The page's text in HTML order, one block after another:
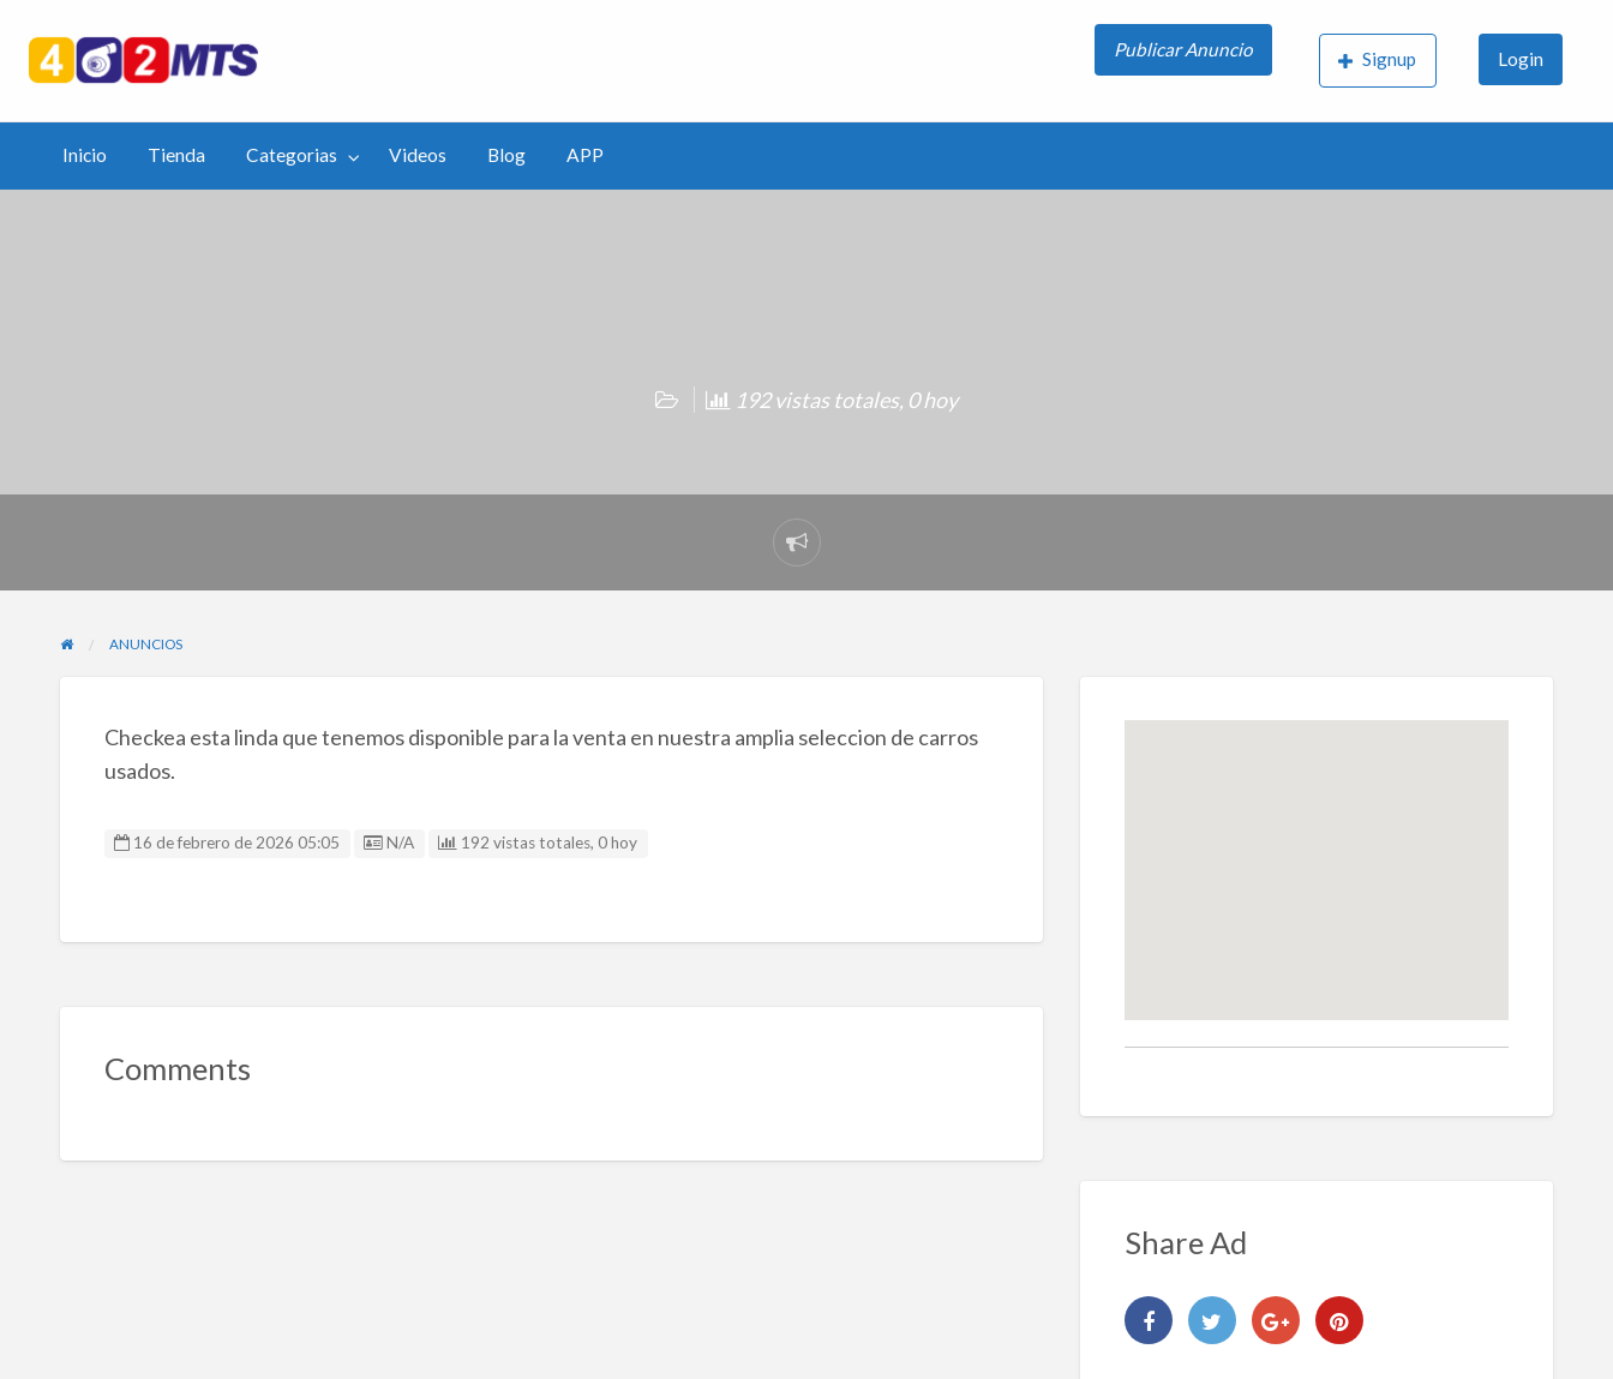
Videos Blog APP
Publicar Anuncio Signup Login
Inicio Tienda Categorias Videos Blog APP
192 vistas totales, 0 hoy
Reportar
problema
ANUNCIOS
Checkea esta linda que tenemos disponible para la venta en nuestra amplia seleccion de carros
usados.
16 de febrero de 2026 05:05 Listing ID
N/A 192 vistas totales, 0 hoy
Comments
Share Ad